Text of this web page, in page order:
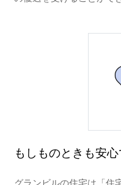
もしものときも安心